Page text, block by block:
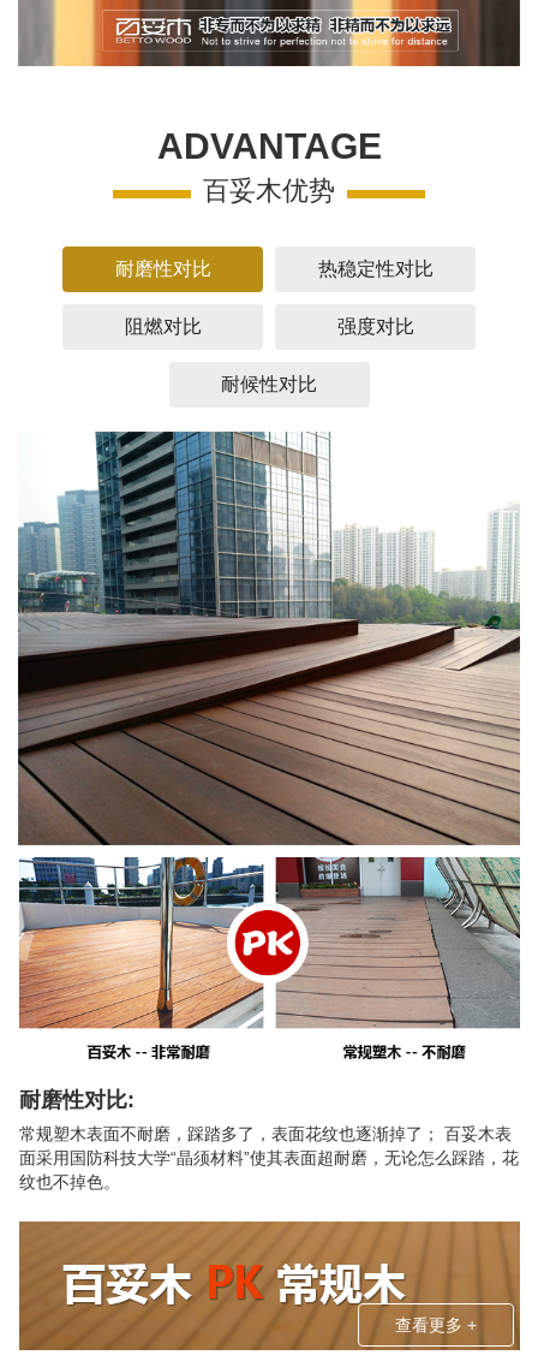
ADVANTAGE
百妥木优势
耐磨性对比 热稳定性对比
阻燃对比 强度对比
耐候性对比
耐磨性对比:
常规塑木表面不耐磨，踩踏多了，表面花纹也逐渐掉了； 百妥木表
面采用国防科技大学“晶须材料”使其表面超耐磨，无论怎么踩踏，花
纹也不掉色。
查看更多 +